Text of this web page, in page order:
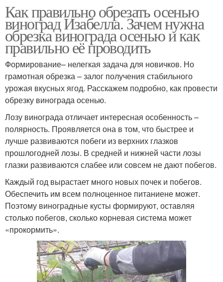
Как правильно обрезать осенью
виноград Изабелла. Зачем нужна
обрезка винограда осенью и как
правильно её проводить
Формирование– нелегкая задача для новичков. Но
грамотная обрезка – залог получения стабильного
урожая вкусных ягод. Расскажем подробно, как провести
обрезку винограда осенью.
Лозу винограда отличает интересная особенность –
полярность. Проявляется она в том, что быстрее и
лучше развиваются побеги из верхних глазков
прошлогодней лозы. В средней и нижней части лозы
глазки развиваются слабее или совсем не дают побегов.
Каждый год вырастает много новых почек и побегов.
Обеспечить им всем полноценное питаниене может.
Поэтому виноградные кусты формируют, оставляя
столько побегов, сколько корневая система может
«прокормить».